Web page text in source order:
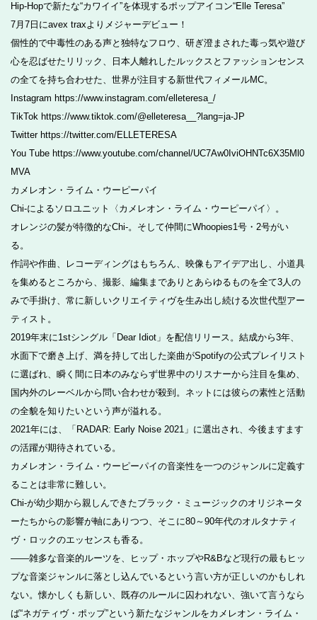
Hip-Hopで新たな“カワイイ”を体現するポップアイコン“Elle Teresa”
7月7日にavex traxよりメジャーデビュー！
個性的で中毒性のある声と独特なフロウ、研ぎ澄まされた毒っ気や遊び
心を忍ばせたリリック、日本人離れしたルックスとファッションセンス
の全てを持ち合わせた、世界が注目する新世代フィメールMC。
Instagram https://www.instagram.com/elleteresa_/
TikTok https://www.tiktok.com/@elleteresa__?lang=ja-JP
Twitter https://twitter.com/ELLETERESA
You Tube https://www.youtube.com/channel/UC7Aw0IviOHNTc6X35Ml0
MVA
カメレオン・ライム・ウーピーパイ
Chi-によるソロユニット〈カメレオン・ライム・ウーピーパイ〉。
オレンジの髪が特徴的なChi-。そして仲間にWhoopies1号・2号がい
る。
作詞や作曲、レコーディングはもちろん、映像もアイデア出し、小道具
を集めるところから、撮影、編集までありとあらゆるものを全て3人の
みで手掛け、常に新しいクリエイティヴを生み出し続ける次世代型アー
ティスト。
2019年末に1stシングル「Dear Idiot」を配信リリース。結成から3年、
水面下で磨き上げ、満を持して出した楽曲がSpotifyの公式プレイリスト
に選ばれ、瞬く間に日本のみならず世界中のリスナーから注目を集め、
国内外のレーベルから問い合わせが殺到。ネットには彼らの素性と活動
の全貌を知りたいという声が溢れる。
2021年には、「RADAR: Early Noise 2021」に選出され、今後ますます
の活躍が期待されている。
カメレオン・ライム・ウーピーパイの音楽性を一つのジャンルに定義す
ることは非常に難しい。
Chi-が幼少期から親しんできたブラック・ミュージックのオリジネータ
ーたちからの影響が軸にありつつ、そこに80～90年代のオルタナティ
ヴ・ロックのエッセンスも香る。
――雑多な音楽的ルーツを、ヒップ・ホップやR&Bなど現行の最もヒッ
プな音楽ジャンルに落とし込んでいるという言い方が正しいのかもしれ
ない。懐かしくも新しい、既存のルールに囚われない、強いて言うなら
ば“ネガティヴ・ポップ”という新たなジャンルをカメレオン・ライム・